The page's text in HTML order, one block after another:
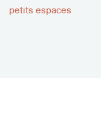
petits espaces